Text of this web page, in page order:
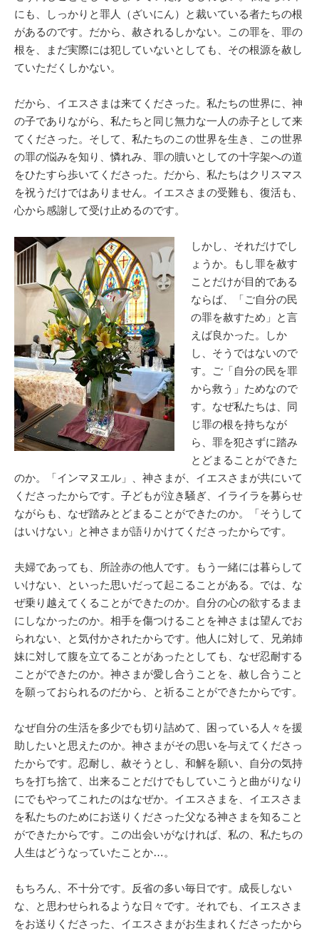
にも、しっかりと罪人（ざいにん）と裁いている者たちの根
があるのです。だから、赦されるしかない。この罪を、罪の
根を、まだ実際には犯していないとしても、その根源を赦し
ていただくしかない。
だから、イエスさまは来てくださった。私たちの世界に、神
の子でありながら、私たちと同じ無力な一人の赤子として来
てくださった。そして、私たちのこの世界を生き、この世界
の罪の悩みを知り、憐れみ、罪の贖いとしての十字架への道
をひたすら歩いてくださった。だから、私たちはクリスマス
を祝うだけではありません。イエスさまの受難も、復活も、
心から感謝して受け止めるのです。
しかし、それだけでし
ょうか。もし罪を赦す
ことだけが目的である
ならば、「ご自分の民
の罪を赦すため」と言
えば良かった。しか
し、そうではないので
す。ご「自分の民を罪
から救う」ためなので
す。なぜ私たちは、同
じ罪の根を持ちなが
ら、罪を犯さずに踏み
とどまることができた
のか。「インマヌエル」、神さまが、イエスさまが共にいて
くださったからです。子どもが泣き騒ぎ、イライラを募らせ
ながらも、なぜ踏みとどまることができたのか。「そうして
はいけない」と神さまが語りかけてくださったからです。
夫婦であっても、所詮赤の他人です。もう一緒には暮らして
いけない、といった思いだって起こることがある。では、な
ぜ乗り越えてくることができたのか。自分の心の欲するまま
にしなかったのか。相手を傷つけることを神さまは望んでお
られない、と気付かされたからです。他人に対して、兄弟姉
妹に対して腹を立てることがあったとしても、なぜ忍耐する
ことができたのか。神さまが愛し合うことを、赦し合うこと
を願っておられるのだから、と祈ることができたからです。
なぜ自分の生活を多少でも切り詰めて、困っている人々を援
助したいと思えたのか。神さまがその思いを与えてくださっ
たからです。忍耐し、赦そうとし、和解を願い、自分の気持
ちを打ち捨て、出来ることだけでもしていこうと曲がりなり
にでもやってこれたのはなぜか。イエスさまを、イエスさま
を私たちのためにお送りくださった父なる神さまを知ること
ができたからです。この出会いがなければ、私の、私たちの
人生はどうなっていたことか…。
もちろん、不十分です。反省の多い毎日です。成長しない
な、と思わせられるような日々です。それでも、イエスさま
をお送りくださった、イエスさまがお生まれくださったから